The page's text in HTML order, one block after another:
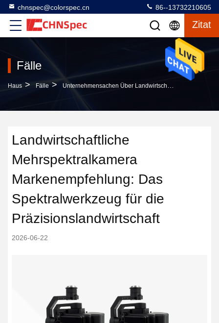
chnspec@colorspec.cn 86--13732210605
Zitat
Fälle
Haus > Fälle > Unternehmensachen Über Landwirtschaftliche Mehrspektralkamera Markenempfehlung: Das Spektralwerkzeug Für Die Präzisionslandwirtschaft
Landwirtschaftliche
Mehrspektralkamera
Markenempfehlung: Das
Spektralwerkzeug für die
Präzisionslandwirtschaft
2026-06-22